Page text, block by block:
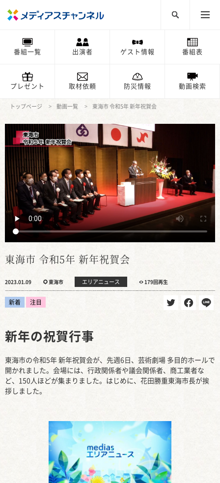
番組一覧 出演者 ゲスト情報 番組表
プレゼント 取材依頼 防災情報 動画検索
トップページ 動画一覧 東海市 令和5年 新年祝賀会
東海市 令和5年 新年祝賀会
2023.01.09 東海市 エリアニュース 179回再生
新着 注目
新年の祝賀行事
東海市の令和5年 新年祝賀会が、先週6日、芸術劇場 多目的ホールで
開かれました。会場には、行政関係者や議会関係者、商工業者な
ど、150人ほどが集まりました。はじめに、花田勝重東海市長が挨
拶しました。